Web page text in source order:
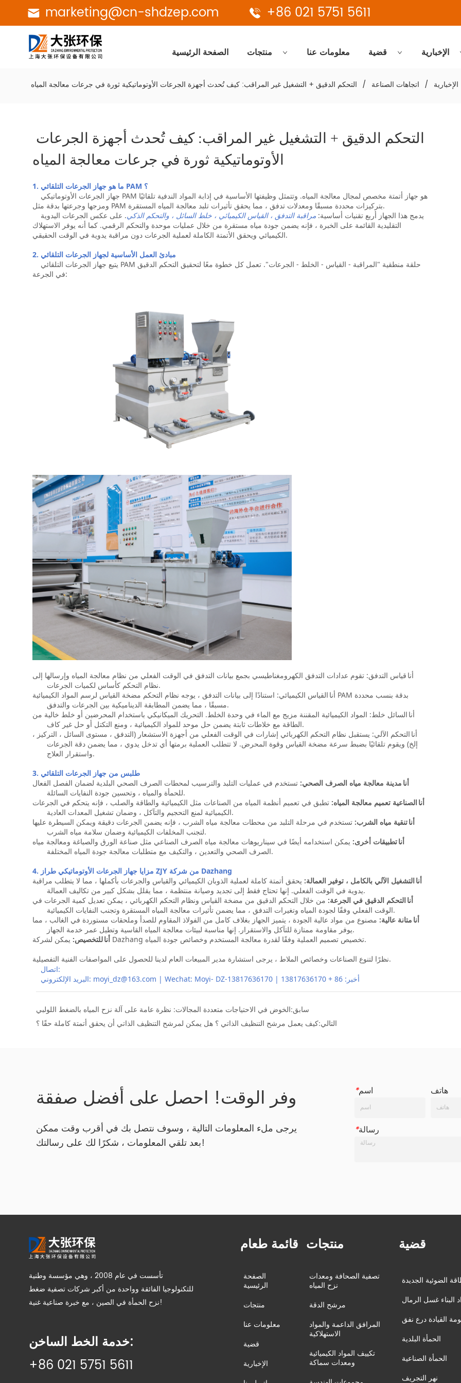
marketing@cn-shdzep.com +86 021 5751 5611
الصفحة الرئيسية منتجات معلومات عنا قضية الإخبارية
الإخبارية / اتجاهات الصناعة / التحكم الدقيق + التشغيل غير المراقب: كيف تُحدث أجهزة الجرعات الأوتوماتيكية ثورة في جرعات معالجة المياه
الأوتوماتيكية ثورة في جرعات معالجة المياه
سابق:الخوض في الاحتياجات متعددة المجالات: نظرة عامة على آلة نزح المياه بالضغط اللولبي
التالي:كيف يعمل مرشح التنظيف الذاتي ؟ هل يمكن لمرشح التنظيف الذاتي أن يحقق أتمتة كاملة حقًا ؟
وفر الوقت! احصل على أفضل صفقة
يرجى ملء المعلومات التالية ، وسوف نتصل بك في أقرب وقت ممكن
بعد تلقي المعلومات ، شكرًا لك على رسالتك!
*اسم هاتف
*رسالة
تأسست في عام 2008 ، وهي مؤسسة وطنية
للتكنولوجيا الفائقة وواحدة من أكبر شركات تصفية ضغط
نزح الحمأة في الصين ، مع خبرة صناعية غنية!
خدمة الخط الساخن:
+86 021 5751 5611
قائمة طعام منتجات
الصفحة
الرئيسية
منتجات
معلومات عنا
قضية
الإخبارية
تصفية الصحافة ومعدات
نزح المياه
مرشح الدقة
المرافق الداعمة والمواد
الاستهلاكية
تكييف المواد الكيميائية
ومعدات سماكة
قضية
الضوئية الجديدة
البناء غسل الرمال
القيادة درع نفق
الحمأة البلدية
الحمأة الصناعية
نهر التجريف